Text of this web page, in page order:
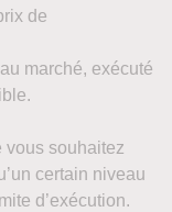
de
marché, exécuté
vous souhaitez
certain niveau
d’exécution.